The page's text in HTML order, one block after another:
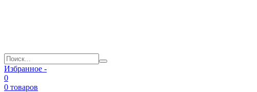
Избранное -
0
0 товаров